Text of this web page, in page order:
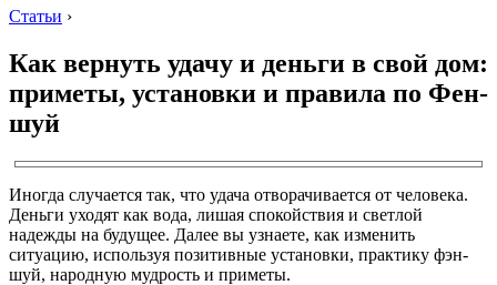
Статьи ›
Как вернуть удачу и деньги в свой дом:
приметы, установки и правила по Фен-
шуй
Иногда случается так, что удача отворачивается от человека.
Деньги уходят как вода, лишая спокойствия и светлой
надежды на будущее. Далее вы узнаете, как изменить
ситуацию, используя позитивные установки, практику фэн-
шуй, народную мудрость и приметы.